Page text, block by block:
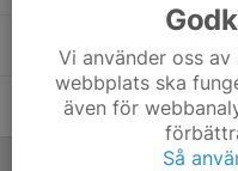
13. Tor Dranvik
68. William
Vi använder oss
webbplats ska
även för
Så